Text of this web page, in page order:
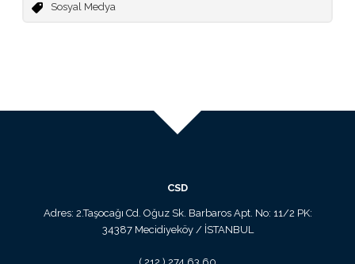
Sosyal Medya
CSD
Adres: 2.Taşocağı Cd. Oğuz Sk. Barbaros Apt. No: 11/2 PK:
34387 Mecidiyeköy / İSTANBUL
( 212 ) 274 63 60